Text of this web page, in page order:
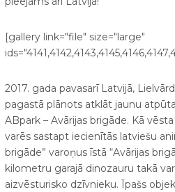
[gallery link="file" size="large"
2017. gada pavasarī Latvijā,
pagastā plānots atklāt jaunu
ABpark – Avārijas brigāde. Kā
varēs sastapt iecienītās latviešu
brigāde” varoņus īstā “Avārijas
kilometru garajā dinozauru takā
aizvēsturisko dzīvnieku. Īpašs